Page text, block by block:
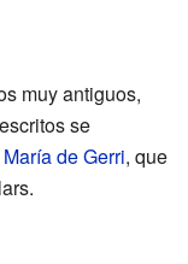
muy antiguos,
se
de Gerri, que